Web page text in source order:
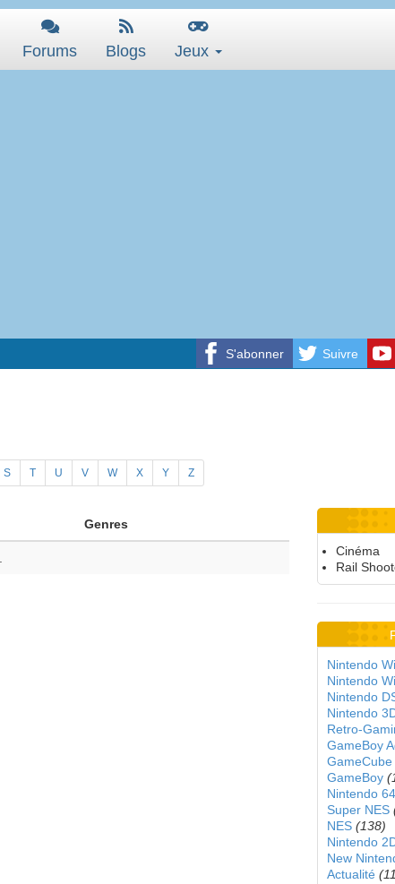
Forums Blogs Jeux
S'abonner Suivre
S T U V W X Y Z
Genres
Cinéma
Rail
Nintendo
Nintendo
Nintendo
Nintendo
Retro-
GameBoy
GameCube
GameBoy
Nintendo 64
Super NES
NES (138)
Nintendo
New
Actualité